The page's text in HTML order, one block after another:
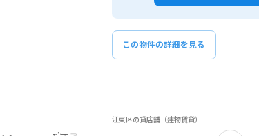
この物件の詳細を見る
江東区の貸店舗（建物賃貸）